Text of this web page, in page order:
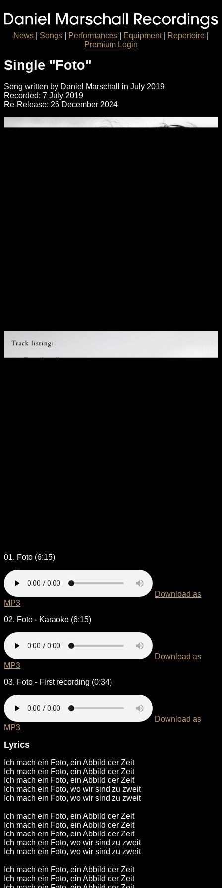
News Songs Performances Equipment| Repertoire
Premium Login
Single "Foto"
Song written by Daniel Marschall in July 2019
Recorded: 7 July 2019
Re-Release: 26 December 2024
01. Foto (6:15)
Download as
MP3
02. Foto - Karaoke (6:15)
Download as
MP3
03. Foto - First recording (0:34)
Download as
MP3
Lyrics
Ich mach ein Foto, ein Abbild der Zeit
Ich mach ein Foto, ein Abbild der Zeit
Ich mach ein Foto, ein Abbild der Zeit
Ich mach ein Foto, wo wir sind zu zweit
Ich mach ein Foto, wo wir sind zu zweit
Ich mach ein Foto, ein Abbild der Zeit
Ich mach ein Foto, ein Abbild der Zeit
Ich mach ein Foto, ein Abbild der Zeit
Ich mach ein Foto, wo wir sind zu zweit
Ich mach ein Foto, wo wir sind zu zweit
Ich mach ein Foto, ein Abbild der Zeit
Ich mach ein Foto, ein Abbild der Zeit